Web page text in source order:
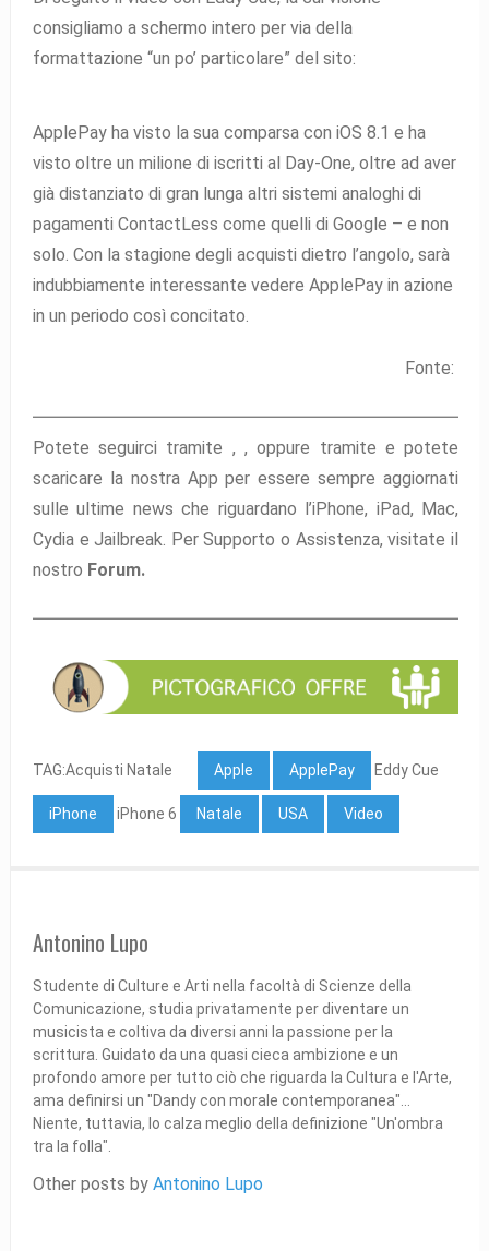
consigliamo a schermo intero per via della
formattazione “un po’ particolare” del sito:
ApplePay ha visto la sua comparsa con iOS 8.1 e ha
visto oltre un milione di iscritti al Day-One, oltre ad aver
già distanziato di gran lunga altri sistemi analoghi di
pagamenti ContactLess come quelli di Google – e non
solo. Con la stagione degli acquisti dietro l’angolo, sarà
indubbiamente interessante vedere ApplePay in azione
in un periodo così concitato.
Fonte:
Potete seguirci tramite , ,oppure tramite e potete
scaricare la nostra App per essere sempre aggiornati
sulle ultime news che riguardano l’iPhone, iPad, Mac,
Cydia e Jailbreak. Per Supporto o Assistenza, visitate il
nostro Forum.
TAG:Acquisti Natale Apple ApplePay Eddy Cue
iPhone iPhone 6 Natale USA Video
Antonino Lupo
Studente di Culture e Arti nella facoltà di Scienze della
Comunicazione, studia privatamente per diventare un
musicista e coltiva da diversi anni la passione per la
scrittura. Guidato da una quasi cieca ambizione e un
profondo amore per tutto ciò che riguarda la Cultura e l'Arte,
ama definirsi un "Dandy con morale contemporanea"...
Niente, tuttavia, lo calza meglio della definizione "Un'ombra
tra la folla".
Other posts by Antonino Lupo